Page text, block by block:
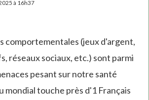
à 16h37
comportementales (jeux d'argent,
réseaux sociaux, etc.) sont parmi
pesant sur notre santé
mondial touche près d'1 Français